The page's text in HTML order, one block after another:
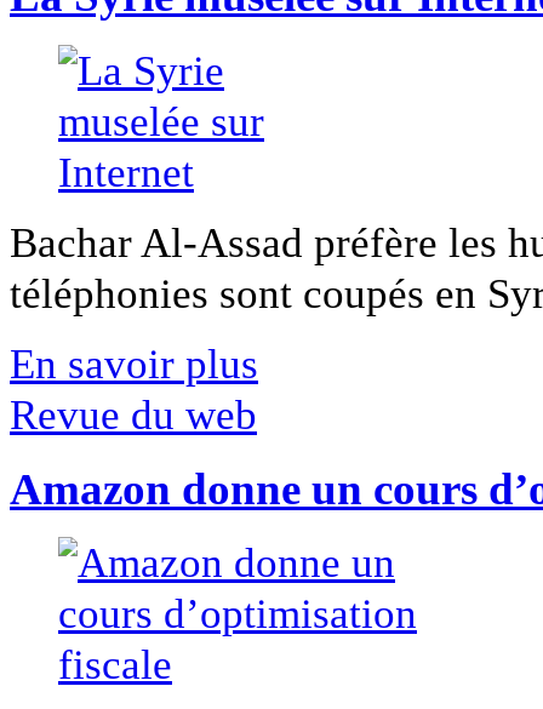
Bachar Al-Assad préfère les
téléphonies sont coupés en
En savoir plus
Revue du web
Amazon donne un cours